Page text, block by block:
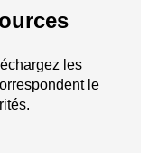
les
le